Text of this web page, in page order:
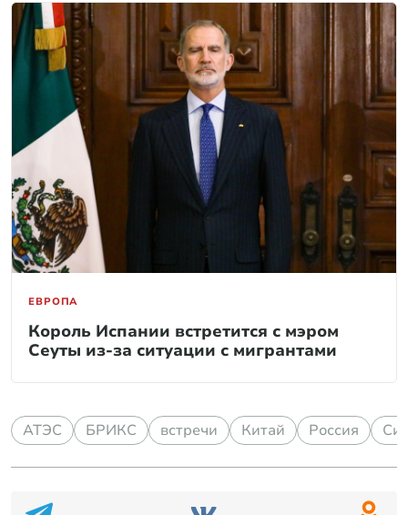
ЕВРОПА
Король Испании встретится с мэром
Сеуты из-за ситуации с мигрантами
АТЭС БРИКС встречи Китай Россия